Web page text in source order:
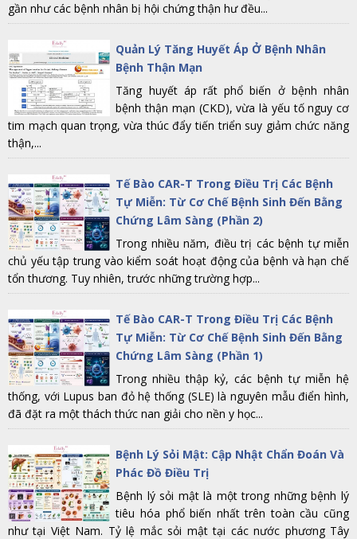
gần như các bệnh nhân bị hội chứng thận hư đều...
Quản Lý Tăng Huyết Áp Ở Bệnh Nhân
Bệnh Thận Mạn
Tăng huyết áp rất phổ biến ở bệnh nhân
bệnh thận mạn (CKD), vừa là yếu tố nguy cơ
tim mạch quan trọng, vừa thúc đẩy tiến triển suy giảm chức năng
thận,...
Tế Bào CAR-T Trong Điều Trị Các Bệnh
Tự Miễn: Từ Cơ Chế Bệnh Sinh Đến Bằng
Chứng Lâm Sàng (Phần 2)
Trong nhiều năm, điều trị các bệnh tự miễn
chủ yếu tập trung vào kiểm soát hoạt động của bệnh và hạn chế
tổn thương. Tuy nhiên, trước những trường hợp...
Tế Bào CAR-T Trong Điều Trị Các Bệnh
Tự Miễn: Từ Cơ Chế Bệnh Sinh Đến Bằng
Chứng Lâm Sàng (Phần 1)
Trong nhiều thập kỷ, các bệnh tự miễn hệ
thống, với Lupus ban đỏ hệ thống (SLE) là nguyên mẫu điển hình,
đã đặt ra một thách thức nan giải cho nền y học...
Bệnh Lý Sỏi Mật: Cập Nhật Chẩn Đoán Và
Phác Đồ Điều Trị
Bệnh lý sỏi mật là một trong những bệnh lý
tiêu hóa phổ biến nhất trên toàn cầu cũng
như tại Việt Nam. Tỷ lệ mắc sỏi mật tại các nước phương Tây